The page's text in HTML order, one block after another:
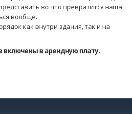
во что превратится наша
вообще.
как внутри здания, так и на
в арендную плату.